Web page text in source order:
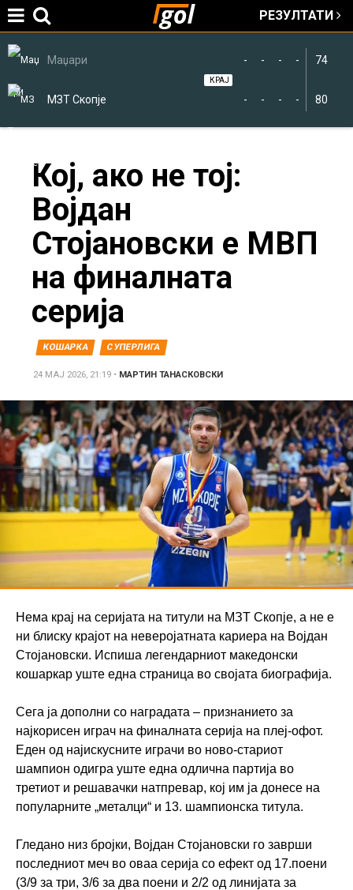
РЕЗУЛТАТИ
Маџари
МЗТ Скопје
74
80
-
-
-
-
-
-
-
-
КРАЈ
here
Кој, ако не тој:
Војдан
Стојановски е МВП
на финалната
серија
КОШАРКА СУПЕРЛИГА
24 МАЈ 2026, 21:19 • МАРТИН ТАНАСКОВСКИ
Нема крај на серијата на титули на МЗТ Скопје, а не е
ни блиску крајот на неверојатната кариера на Војдан
Стојановски. Испиша легендарниот македонски
кошаркар уште една страница во својата биографија.
Сега ја дополни со наградата – признанието за
најкорисен играч на финалната серија на плеј-офот.
Еден од најискусните играчи во ново-стариот
шампион одигра уште една одлична партија во
третиот и решавачки натпревар, кој им ја донесе на
популарните „металци“ и 13. шампионска титула.
Гледано низ бројки, Војдан Стојановски го заврши
последниот меч во оваа серија со ефект од 17.поени
(3/9 за три, 3/6 за два поени и 2/2 од линијата за